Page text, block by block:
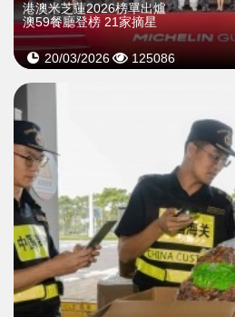
港澳米芝蓮2026榜單出爐
澳59餐廳登榜 21家摘星
20/03/2026 125086